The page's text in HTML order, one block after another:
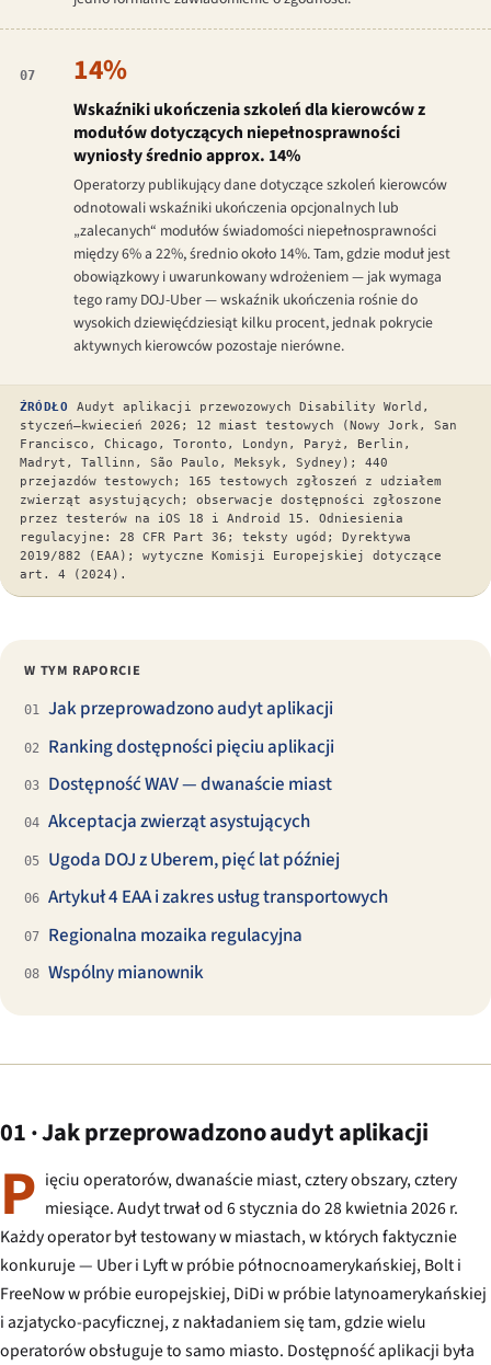
07 14%
Wskaźniki ukończenia szkoleń dla kierowców z
modułów dotyczących niepełnosprawności
wyniosły średnio approx. 14%
Operatorzy publikujący dane dotyczące szkoleń kierowców
odnotowali wskaźniki ukończenia opcjonalnych lub
„zalecanych“ modułów świadomości niepełnosprawności
między 6% a 22%, średnio około 14%. Tam, gdzie moduł jest
obowiązkowy i uwarunkowany wdrożeniem — jak wymaga
tego ramy DOJ-Uber — wskaźnik ukończenia rośnie do
wysokich dziewięćdziesiąt kilku procent, jednak pokrycie
aktywnych kierowców pozostaje nierówne.
ŹRÓDŁO
Audyt aplikacji przewozowych Disability World,
styczeń–kwiecień 2026; 12 miast testowych (Nowy Jork, San
Francisco, Chicago, Toronto, Londyn, Paryż, Berlin,
Madryt, Tallinn, São Paulo, Meksyk, Sydney); 440
przejazdów testowych; 165 testowych zgłoszeń z udziałem
zwierząt asystujących; obserwacje dostępności zgłoszone
przez testerów na iOS 18 i Android 15. Odniesienia
regulacyjne: 28 CFR Part 36; teksty ugód; Dyrektywa
2019/882 (EAA); wytyczne Komisji Europejskiej dotyczące
art. 4 (2024).
W TYM RAPORCIE
01 Jak przeprowadzono audyt aplikacji
02 Ranking dostępności pięciu aplikacji
03 Dostępność WAV — dwanaście miast
04 Akceptacja zwierząt asystujących
05 Ugoda DOJ z Uberem, pięć lat później
06 Artykuł 4 EAA i zakres usług transportowych
07 Regionalna mozaika regulacyjna
08 Wspólny mianownik
01 · Jak przeprowadzono audyt aplikacji
P ięciu operatorów, dwanaście miast, cztery obszary, cztery
miesiące. Audyt trwał od 6 stycznia do 28 kwietnia 2026 r.
Każdy operator był testowany w miastach, w których faktycznie
konkuruje — Uber i Lyft w próbie północnoamerykańskiej, Bolt i
FreeNow w próbie europejskiej, DiDi w próbie latynoamerykańskiej
i azjatycko-pacyficznej, z nakładaniem się tam, gdzie wielu
operatorów obsługuje to samo miasto. Dostępność aplikacji była